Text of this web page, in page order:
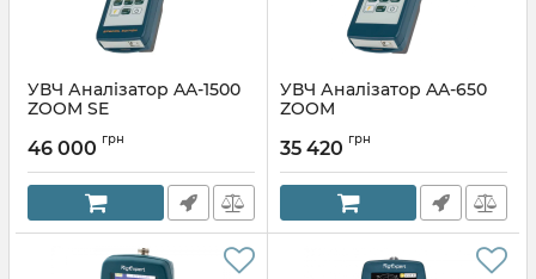
УВЧ Аналізатор AA-1500
ZOOM SE
46 000 грн
УВЧ Аналізатор AA-650
ZOOM
35 420 грн